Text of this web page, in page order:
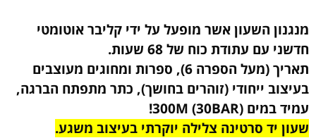
מנגנון השעון אשר מופעל על ידי קליבר אוטומטי
חדשני עם עתודת כוח של 68 שעות.
תאריך (מעל הספרה 6), ספרות ומחוגים מעוצבים
בעיצוב ייחודי (זוהרים בחושך), כתר מתפתח הברגה,
עמיד במים 300M (30BAR)!
שעון יד סרטינה צלילה יוקרתי בעיצוב משגע.